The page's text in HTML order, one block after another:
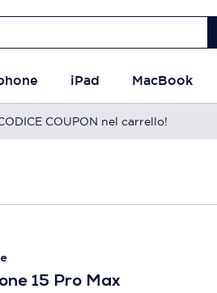
iPad MacBook
COUPON nel carrello!
15 Pro Max